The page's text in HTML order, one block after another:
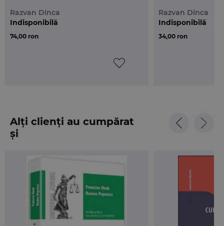
Razvan Dinca
74,00 ron
Indisponibilă
Razvan Dinca
34,00 ron
Indisponibilă
Alți clienți au cumpărat
și